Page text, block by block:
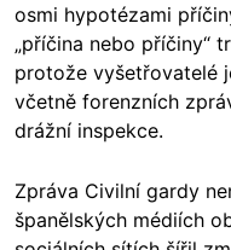
osmi hypotézami
„příčina nebo příčiny“
protože vyšetřovatelé
včetně forenzních
drážní inspekce.
Zpráva Civilní gardy
španělských médiích